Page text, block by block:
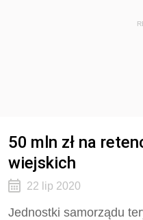
50 mln zł na
wiejskich
22 lip 2020
Jednostki samorządu